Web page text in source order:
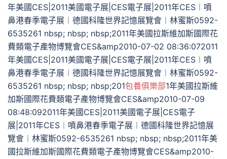
年美國CES|2011美國電子展|CES電子展|2011年CES︱噴
鼻港春季電子展︱德國科隆世界記憶展覽會︱林蜜斯0592-
6535261 nbsp; nbsp; nbsp;2011年美國拉斯維加斯國際花
費類電子產物博覽會CES&amp2010-07-02 08:36:072011
年美國CES|2011美國電子展|CES電子展|2011年CES︱噴
鼻港春季電子展︱德國科隆世界記憶展覽會︱林蜜斯0592-
6535261 nbsp; nbsp; nbsp;201包養俱樂部1年美國拉斯維
加斯國際花費類電子產物博覽會CES&amp2010-07-09
08:48:092011年美國CES|2011美國電子展|CES電子
展|2011年CES︱噴鼻港春季電子展︱德國科隆世界記憶展
覽會︱林蜜斯0592-6535261 nbsp; nbsp; nbsp;2011年美
國拉斯維加斯國際花費類電子產物博覽會CES&amp2010-